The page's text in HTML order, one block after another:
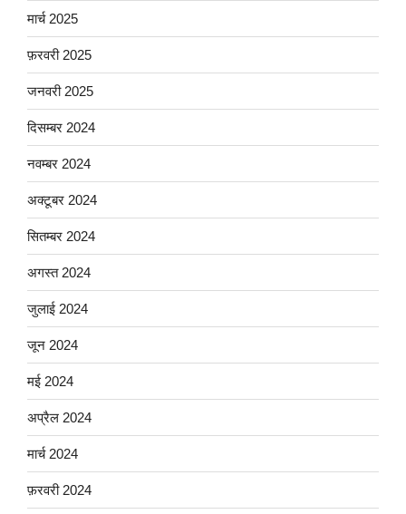
मार्च 2025
फ़रवरी 2025
जनवरी 2025
दिसम्बर 2024
नवम्बर 2024
अक्टूबर 2024
सितम्बर 2024
अगस्त 2024
जुलाई 2024
जून 2024
मई 2024
अप्रैल 2024
मार्च 2024
फ़रवरी 2024